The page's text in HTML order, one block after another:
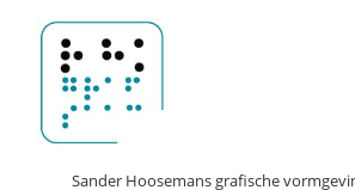
naar
de
hoofd
inhoud
Sander
HeaderSander Hoosemans grafische